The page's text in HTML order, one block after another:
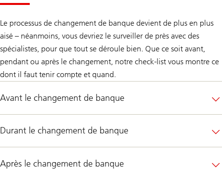
Le processus de changement de banque devient de plus en plus
aisé – néanmoins, vous devriez le surveiller de près avec des
spécialistes, pour que tout se déroule bien. Que ce soit avant,
pendant ou après le changement, notre check-list vous montre ce
dont il faut tenir compte et quand.
Avant le changement de banque
Durant le changement de banque
Après le changement de banque